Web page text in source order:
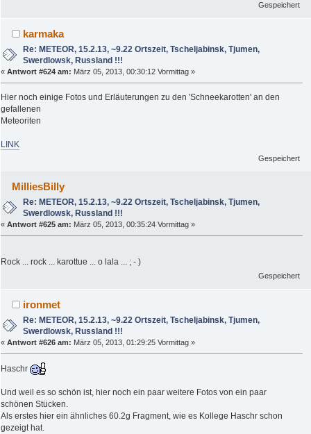
Gespeichert
karmaka
Re: METEOR, 15.2.13, ~9.22 Ortszeit, Tscheljabinsk, Tjumen,
Swerdlowsk, Russland !!!
« Antwort #624 am: März 05, 2013, 00:30:12 Vormittag »
Hier noch einige Fotos und Erläuterungen zu den 'Schneekarotten' an den
gefallenen
Meteoriten
LINK
Gespeichert
MilliesBilly
Re: METEOR, 15.2.13, ~9.22 Ortszeit, Tscheljabinsk, Tjumen,
Swerdlowsk, Russland !!!
« Antwort #625 am: März 05, 2013, 00:35:24 Vormittag »
Rock ... rock ... karottue ... o lala ... ; - )
Gespeichert
ironmet
Re: METEOR, 15.2.13, ~9.22 Ortszeit, Tscheljabinsk, Tjumen,
Swerdlowsk, Russland !!!
« Antwort #626 am: März 05, 2013, 01:29:25 Vormittag »
Haschr
Und weil es so schön ist, hier noch ein paar weitere Fotos von ein paar
schönen Stücken.
Als erstes hier ein ähnliches 60.2g Fragment, wie es Kollege Haschr schon
gezeigt hat.